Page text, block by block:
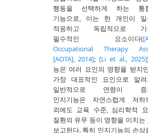
행동을 선택하게 하는 통
기능으로, 이는 한 개인이 일
적응하고 독립적으로 기
필수적인 요소이다(
Occupational Therapy
[AOTA], 2014]; [Li et al., 2025]
능은 여러 요인의 영향을 받지
가장 대표적인 요인으로 알
일반적으로 연령이 증
인지기능은 자연스럽게 저
외에도 교육 수준, 심리학적
질환의 유무 등이 영향을 미치는
보고된다. 특히 인지기능의 손상